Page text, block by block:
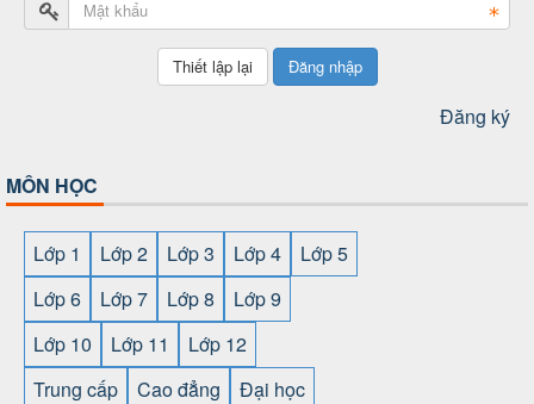
Đăng nhập
Đăng ký
MÔN HỌC
Lớp 1 Lớp 2 Lớp 3 Lớp 4
Lớp 5
Lớp 6
Lớp 7 Lớp 8
Lớp 9
Lớp 10
Lớp 11
Lớp 12
Trung cấp
Cao đẳng Đại học